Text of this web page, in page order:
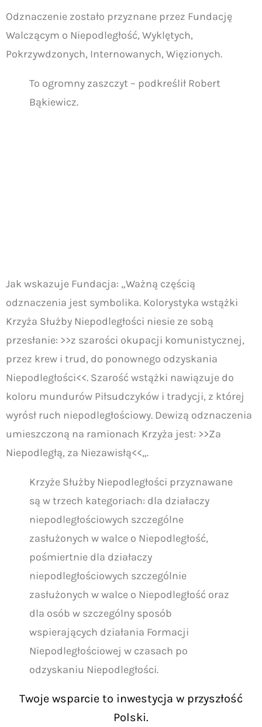
Odznaczenie zostało przyznane przez Fundację
Walczącym o Niepodległość, Wyklętych,
Pokrzywdzonych, Internowanych, Więzionych.
To ogromny zaszczyt – podkreślił Robert
Bąkiewicz.
Jak wskazuje Fundacja: „Ważną częścią
odznaczenia jest symbolika. Kolorystyka wstążki
Krzyża Służby Niepodległości niesie ze sobą
przesłanie: >>z szarości okupacji komunistycznej,
przez krew i trud, do ponownego odzyskania
Niepodległości<<. Szarość wstążki nawiązuje do
koloru mundurów Piłsudczyków i tradycji, z której
wyrósł ruch niepodległościowy. Dewizą odznaczenia
umieszczoną na ramionach Krzyża jest: >>Za
Niepodległą, za Niezawisłą<<„.
Krzyże Służby Niepodległości przyznawane
są w trzech kategoriach: dla działaczy
niepodległościowych szczególne
zasłużonych w walce o Niepodległość,
pośmiertnie dla działaczy
niepodległościowych szczególnie
zasłużonych w walce o Niepodległość oraz
dla osób w szczególny sposób
wspierających działania Formacji
Niepodległościowej w czasach po
odzyskaniu Niepodległości.
Twoje wsparcie to inwestycja w przyszłość
Polski.